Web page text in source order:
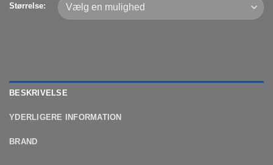
Størrelse:
BESKRIVELSE
YDERLIGERE INFORMATION
BRAND